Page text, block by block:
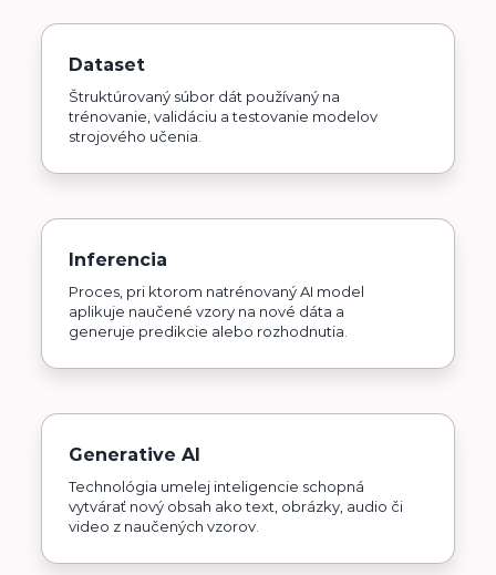
Dataset
Štruktúrovaný súbor dát používaný na
trénovanie, validáciu a testovanie modelov
strojového učenia.
Inferencia
Proces, pri ktorom natrénovaný AI model
aplikuje naučené vzory na nové dáta a
generuje predikcie alebo rozhodnutia.
Generative AI
Technológia umelej inteligencie schopná
vytvárať nový obsah ako text, obrázky, audio či
video z naučených vzorov.